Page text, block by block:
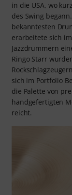
in die USA, wo
des Swing
bekanntesten
erarbeitete sich
Jazzdrummern
Ringo Starr
sich im Portfolio
die Palette von
handgefertigten
reicht.